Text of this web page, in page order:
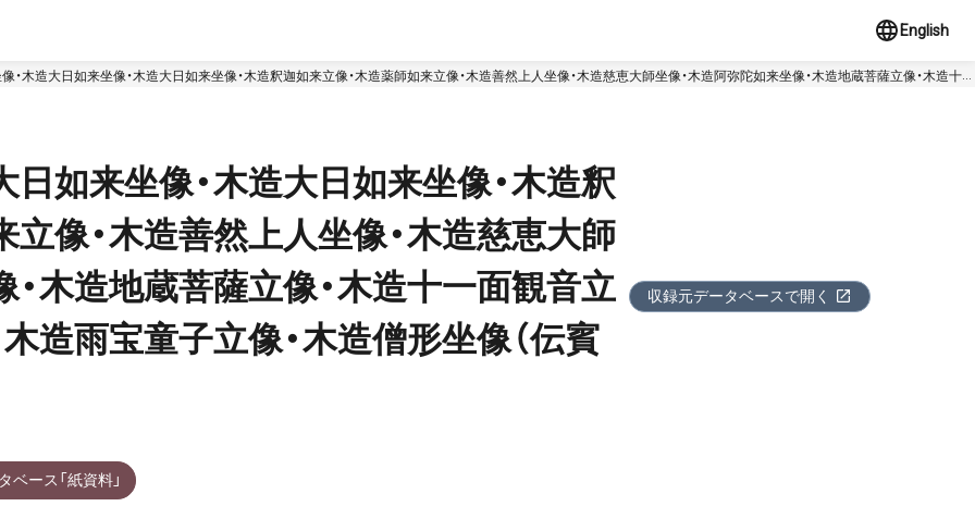
English
・木造大日如来坐像・木造大日如来坐像・木造釈迦如来立像・木造薬師如来立像・木造善然上人坐像・木造慈恵大師坐像・木造阿弥陀如来坐像・木造地蔵菩薩立像・木造十一
如来坐像・木造大日如来坐像・木造釈
像・木造善然上人坐像・木造慈恵大師
木造地蔵菩薩立像・木造十一面観音立
造雨宝童子立像・木造僧形坐像（伝賓
収録元データベースで開く
ース「紙資料」